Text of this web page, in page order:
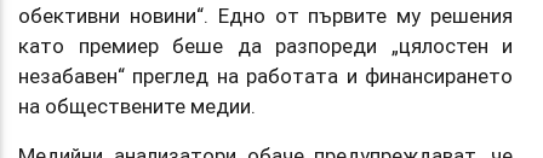
обективни новини“. Едно от първите му решения
като премиер беше да разпореди „цялостен и
незабавен“ преглед на работата и финансирането
на обществените медии.